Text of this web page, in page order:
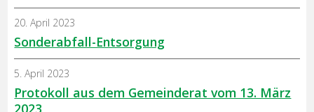
Sonderabfall-Entsorgung
20. April 2023
Protokoll aus dem Gemeinderat vom 13. März
2023
5. April 2023